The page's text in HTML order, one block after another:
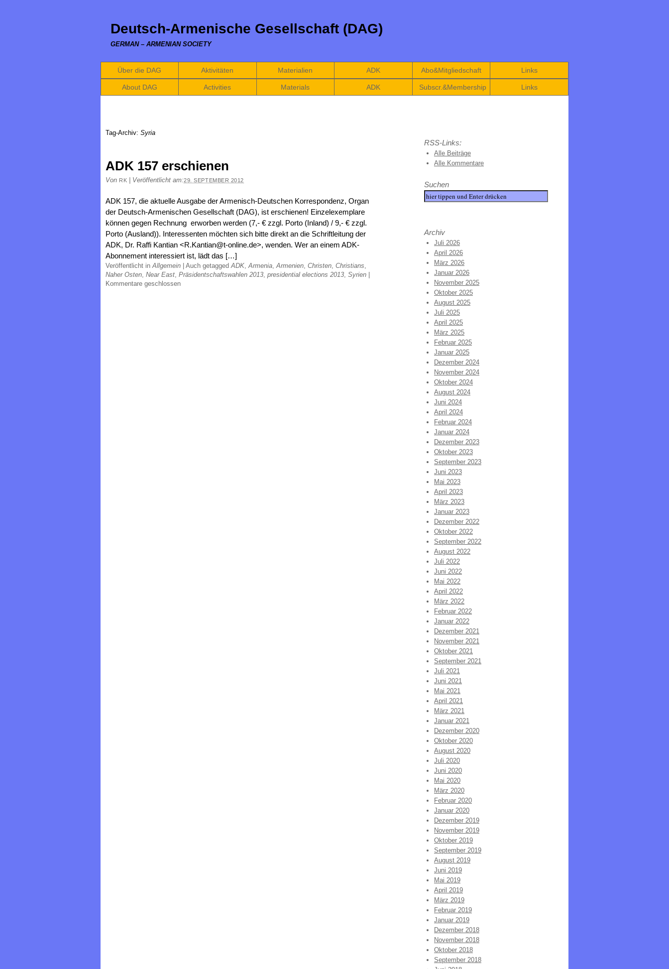
Deutsch-Armenische Gesellschaft (DAG)
GERMAN – ARMENIAN SOCIETY
Über die DAG Aktivitäten Materialien ADK Abo&Mitgliedschaft Links
About DAG Activities Materials ADK Subscr.&Membership Links
Tag-Archiv: Syria
ADK 157 erschienen
Von RK Veröffentlicht am:29. SEPTEMBER 2012
ADK 157, die aktuelle Ausgabe der Armenisch-Deutschen Korrespondenz, Organ
der Deutsch-Armenischen Gesellschaft (DAG), ist erschienen! Einzelexemplare
können gegen Rechnung erworben werden (7,- € zzgl. Porto (Inland) / 9,- € zzgl.
Porto (Ausland)). Interessenten möchten sich bitte direkt an die Schriftleitung der
ADK, Dr. Raffi Kantian <R.Kantian@t-online.de>, wenden. Wer an einem ADK-
Abonnement interessiert ist, lädt das […]
Veröffentlicht inAllgemein Auch getaggedADK,Armenia,Armenien, Christen, Christians,
Naher Osten, Near East, Präsidentschaftswahlen 2013, presidential elections 2013, Syrien
Kommentare geschlossen
RSS-Links:
Alle Beiträge
Alle Kommentare
Suchen
Archiv
Juli 2026
April 2026
März 2026
Januar 2026
November 2025
Oktober 2025
August 2025
Juli 2025
April 2025
März 2025
Februar 2025
Januar 2025
Dezember 2024
November 2024
Oktober 2024
August 2024
Juni 2024
April 2024
Februar 2024
Januar 2024
Dezember 2023
Oktober 2023
September 2023
Juni 2023
Mai 2023
April 2023
März 2023
Januar 2023
Dezember 2022
Oktober 2022
September 2022
August 2022
Juli 2022
Juni 2022
Mai 2022
April 2022
März 2022
Februar 2022
Januar 2022
Dezember 2021
November 2021
Oktober 2021
September 2021
Juli 2021
Juni 2021
Mai 2021
April 2021
März 2021
Januar 2021
Dezember 2020
Oktober 2020
August 2020
Juli 2020
Juni 2020
Mai 2020
März 2020
Februar 2020
Januar 2020
Dezember 2019
November 2019
Oktober 2019
September 2019
August 2019
Juni 2019
Mai 2019
April 2019
März 2019
Februar 2019
Januar 2019
Dezember 2018
November 2018
Oktober 2018
September 2018